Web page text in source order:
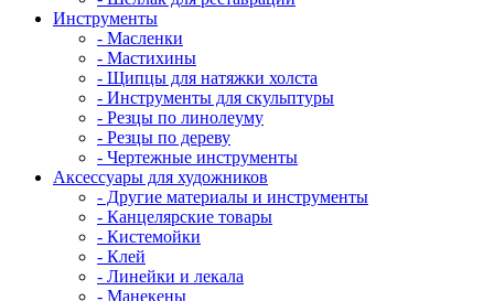
Инструменты
- Масленки
- Мастихины
- Щипцы для натяжки холста
- Инструменты для скульптуры
- Резцы по линолеуму
- Резцы по дереву
- Чертежные инструменты
Аксессуары для художников
- Другие материалы и инструменты
- Канцелярские товары
- Кистемойки
- Клей
- Линейки и лекала
- Манекены